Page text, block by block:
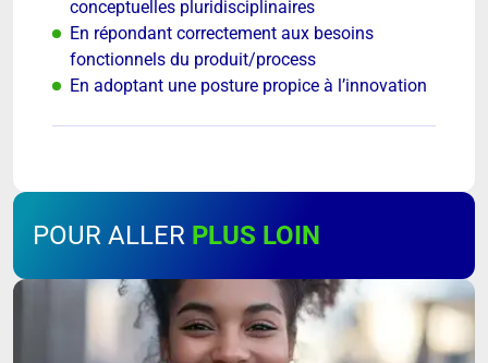
conceptuelles pluridisciplinaires
En répondant correctement aux besoins
fonctionnels du produit/process
En adoptant une posture propice à l’innovation
POUR ALLER PLUS LOIN